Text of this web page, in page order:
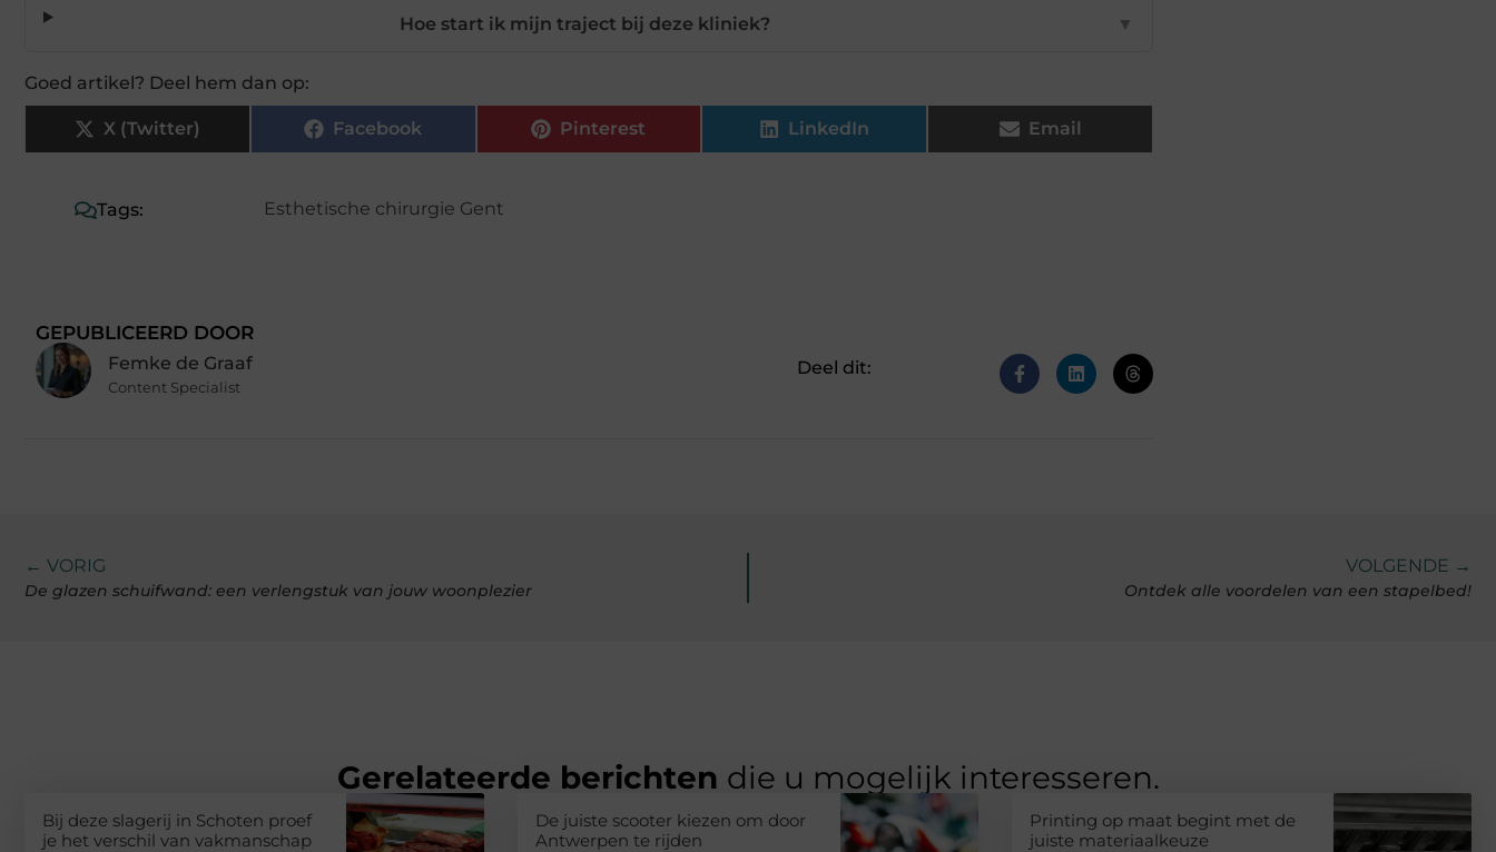
Hoe start ik mijn traject bij deze kliniek? ▼
Goed artikel? Deel hem dan op:
X (Twitter) Facebook Pinterest LinkedIn Email
Tags: Esthetische chirurgie Gent
GEPUBLICEERD DOOR
Femke de Graaf
Content Specialist
Deel dit:
← VORIG
De glazen schuifwand: een verlengstuk van jouw woonplezier
VOLGENDE →
Ontdek alle voordelen van een stapelbed!
Gerelateerde berichten die u mogelijk interesseren.
Bij deze slagerij in Schoten proef
je het verschil van vakmanschap
De juiste scooter kiezen om door
Antwerpen te rijden
Printing op maat begint met de
juiste materiaalkeuze